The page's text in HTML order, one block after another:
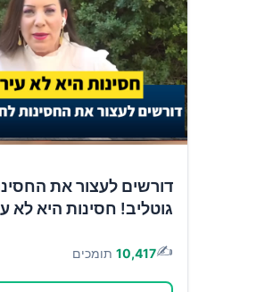
דורשים לעצור את
גוטליב! חסינות היא לא
✍️
10,417 תומכים